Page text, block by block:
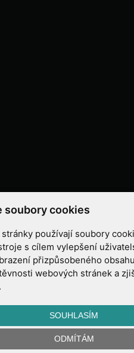
soubory cookies
používají soubory
s cílem vylepšení
přizpůsobeného
webových stránek a
SOUHLASÍM
ODMÍTÁM